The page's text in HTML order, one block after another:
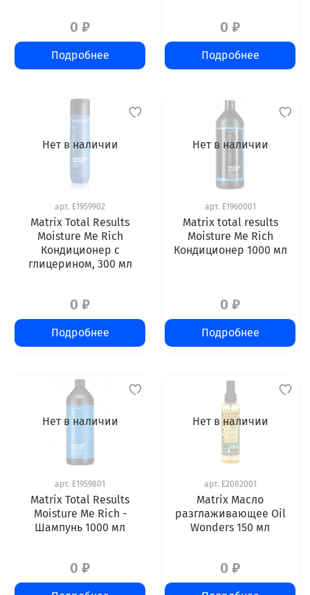
0 ₽
Подробнее
0 ₽
Подробнее
Нет в наличии
арт. E1959902
Matrix Total Results
Moisture Me Rich
Кондиционер с
глицерином, 300 мл
0 ₽
Подробнее
Нет в наличии
арт. E1960001
Matrix total results
Moisture Me Rich
Кондиционер 1000 мл
0 ₽
Подробнее
Нет в наличии
арт. E1959801
Matrix Total Results
Moisture Me Rich -
Шампунь 1000 мл
0 ₽
Нет в наличии
арт. E2082001
Matrix Масло
разглаживающее Oil
Wonders 150 мл
0 ₽